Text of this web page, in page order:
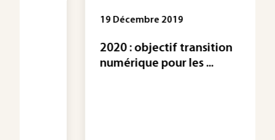
19 Décembre 2019
2020 : objectif transition
numérique pour les ...